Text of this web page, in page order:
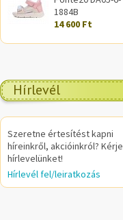
1884B
14 600 Ft
Hírlevél
Szeretne értesítést kapni
híreinkről, akcióinkról? Kérje
hírlevelünket!
Hírlevél fel/leiratkozás